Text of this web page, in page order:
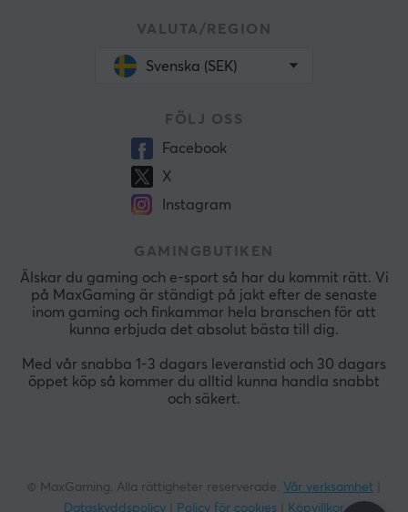
VALUTA/REGION
Svenska (SEK)
FÖLJ OSS
Facebook
X
Instagram
GAMINGBUTIKEN
Älskar du gaming och e-sport så har du kommit rätt. Vi
på MaxGaming är ständigt på jakt efter de senaste
inom gaming och finkammar hela branschen för att
kunna erbjuda det absolut bästa till dig.
Med vår snabba 1-3 dagars leveranstid och 30 dagars
öppet köp så kommer du alltid kunna handla snabbt
och säkert.
© MaxGaming. Alla rättigheter reserverade. Vår verksamhet
Dataskyddspolicy
Policy för cookies Köpvillkor